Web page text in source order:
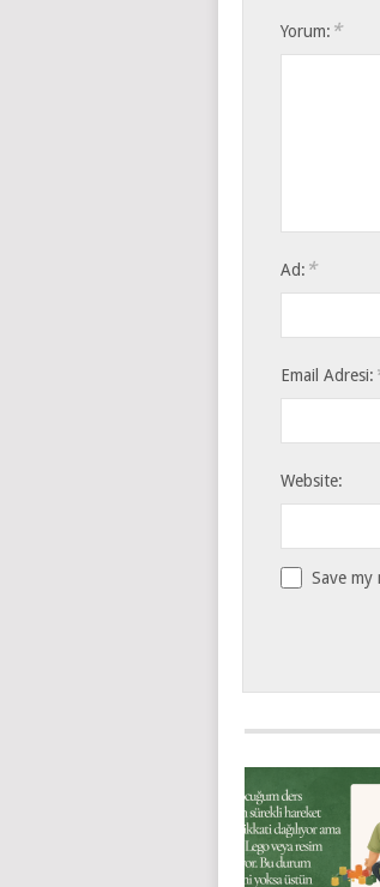
Yorum: *
Ad: *
Email Adresi:
Website:
Save